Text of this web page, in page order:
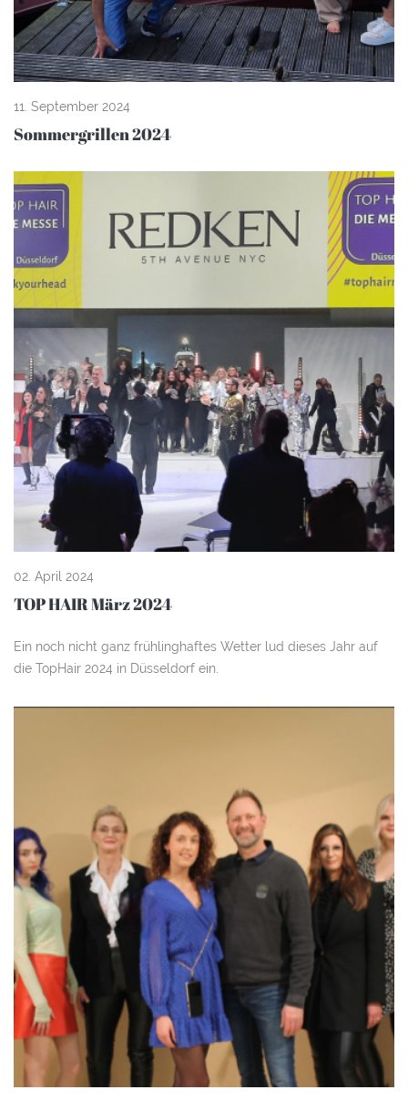
11. September 2024
Sommergrillen 2024
02. April 2024
TOP HAIR März 2024
Ein noch nicht ganz frühlinghaftes Wetter lud dieses Jahr auf
die TopHair 2024 in Düsseldorf ein.